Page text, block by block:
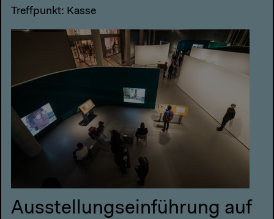
Treffpunkt: Kasse
Ausstellungseinführung auf